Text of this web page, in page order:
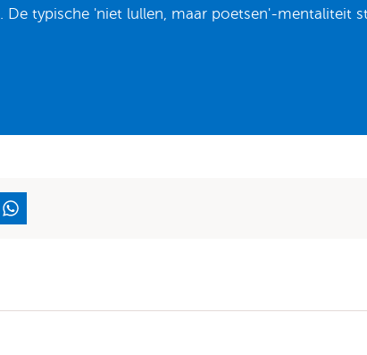
typische 'niet lullen, maar poetsen'-mentaliteit